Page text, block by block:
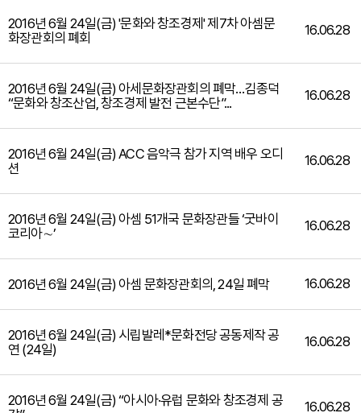
2016년 6월 24일(금) '문화와 창조경제' 제7차 아셈문
화장관회의 폐회
16.06.28
2016년 6월 24일(금) 아세문화장관회의 폐막…김종덕
“문화와 창조산업, 창조경제 발전 근본수단”...
16.06.28
2016년 6월 24일(금) ACC 음악극 참가 지역 배우 오디
션
16.06.28
2016년 6월 24일(금) 아셈 51개국 문화장관들 ‘굿바이
코리아∼’
16.06.28
2016년 6월 24일(금) 아셈 문화장관회의, 24일 폐막 16.06.28
2016년 6월 24일(금) 시립발레*문화전당 공동제작 공
연 (24일)
16.06.28
2016년 6월 24일(금) “아시아·유럽 문화와 창조경제 공
16.06.28